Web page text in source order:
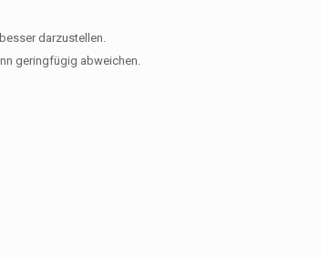
darzustellen.
geringfügig abweichen.